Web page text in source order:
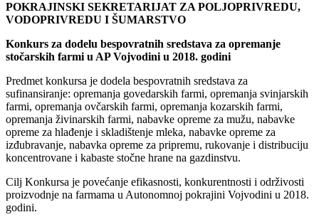
POKRAJINSKI SEKRETARIJAT ZA POLJOPRIVREDU,
VODOPRIVREDU I ŠUMARSTVO
Konkurs za dodelu bespovratnih sredstava za opremanje
stočarskih farmi u AP Vojvodini u 2018. godini
Predmet konkursa je dodela bespovratnih sredstava za
sufinansiranje: opremanja govedarskih farmi, opremanja svinjarskih
farmi, opremanja ovčarskih farmi, opremanja kozarskih farmi,
opremanja živinarskih farmi, nabavke opreme za mužu, nabavke
opreme za hlađenje i skladištenje mleka, nabavke opreme za
izđubravanje, nabavka opreme za pripremu, rukovanje i distribuciju
koncentrovane i kabaste stočne hrane na gazdinstvu.
Cilj Konkursa je povećanje efikasnosti, konkurentnosti i održivosti
proizvodnje na farmama u Autonomnoj pokrajini Vojvodini u 2018.
godini.